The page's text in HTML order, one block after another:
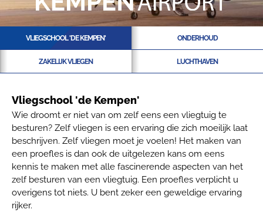
VLIEGSCHOOL 'DE KEMPEN' ONDERHOUD
ZAKELIJK VLIEGEN LUCHTHAVEN
Vliegschool 'de Kempen'
Wie droomt er niet van om zelf eens een vliegtuig te
besturen? Zelf vliegen is een ervaring die zich moeilijk laat
beschrijven. Zelf vliegen moet je voelen! Het maken van
een proefles is dan ook de uitgelezen kans om eens
kennis te maken met alle fascinerende aspecten van het
zelf besturen van een vliegtuig. Een proefles verplicht u
overigens tot niets. U bent zeker een geweldige ervaring
rijker.